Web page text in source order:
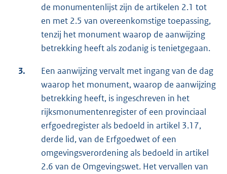
de monumentenlijst zijn de artikelen 2.1 tot
en met 2.5 van overeenkomstige toepassing,
tenzij het monument waarop de aanwijzing
betrekking heeft als zodanig is tenietgegaan.
3.
Een aanwijzing vervalt met ingang van de dag
waarop het monument, waarop de aanwijzing
betrekking heeft, is ingeschreven in het
rijksmonumentenregister of een provinciaal
erfgoedregister als bedoeld in artikel 3.17,
derde lid, van de Erfgoedwet of een
omgevingsverordening als bedoeld in artikel
2.6 van de Omgevingswet. Het vervallen van